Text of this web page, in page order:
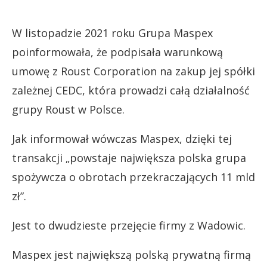
W listopadzie 2021 roku Grupa Maspex
poinformowała, że podpisała warunkową
umowę z Roust Corporation na zakup jej spółki
zależnej CEDC, która prowadzi całą działalność
grupy Roust w Polsce.
Jak informował wówczas Maspex, dzięki tej
transakcji „powstaje największa polska grupa
spożywcza o obrotach przekraczających 11 mld
zł”.
Jest to dwudzieste przejęcie firmy z Wadowic.
Maspex jest największą polską prywatną firmą